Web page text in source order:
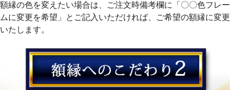
額縁の色を変えたい場合は、ご注文時備考欄に「〇〇色フレー
ムに変更を希望」とご記入いただければ、ご希望の額縁に変更
いたします。